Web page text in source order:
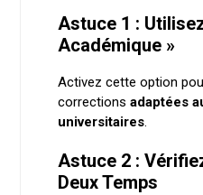
Astuce 1 :
Académique »
Activez cette option
corrections adaptées
universitaires.
Astuce 2 :
Deux Temps